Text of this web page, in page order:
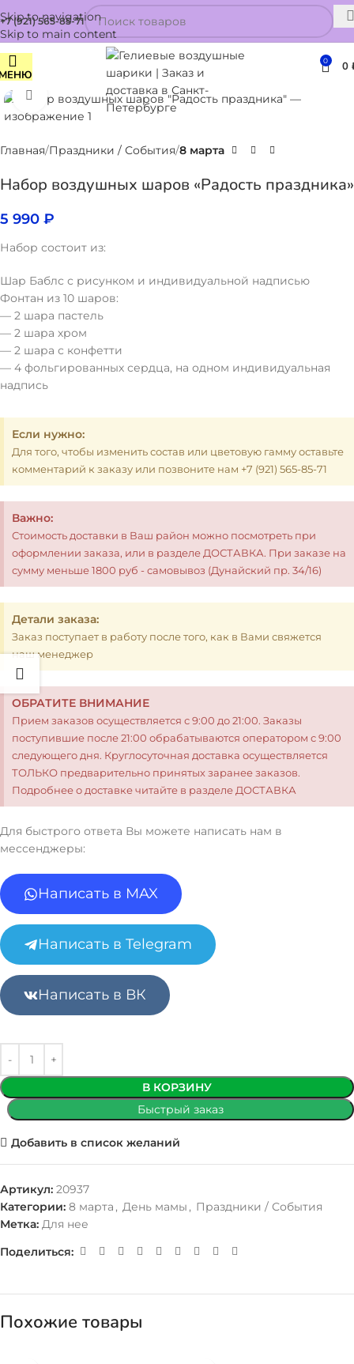
Skip to navigation
Skip to main content
+7 (921) 565-85-71
0 0
Нажмите, чтобы увеличить
Главная Праздники / События 8 марта
Набор воздушных шаров «Радость праздника»
5 990 ₽
Набор состоит из:
Шар Баблс с рисунком и индивидуальной надписью
Фонтан из 10 шаров:
— 2 шара пастель
— 2 шара хром
— 2 шара с конфетти
— 4 фольгированных сердца, на одном индивидуальная
надпись
Если нужно:
Для того, чтобы изменить состав или цветовую гамму оставьте
комментарий к заказу или позвоните нам +7 (921) 565-85-71
Важно:
Стоимость доставки в Ваш район можно посмотреть при
оформлении заказа, или в разделе ДОСТАВКА. При заказе на
сумму меньше 1800 руб - самовывоз (Дунайский пр. 34/16)
Детали заказа:
Заказ поступает в работу после того, как в Вами свяжется
наш менеджер
ОБРАТИТЕ ВНИМАНИЕ
Прием заказов осуществляется с 9:00 до 21:00. Заказы
поступившие после 21:00 обрабатываются оператором с 9:00
следующего дня. Круглосуточная доставка осуществляется
ТОЛЬКО предварительно принятых заранее заказов.
Подробнее о доставке читайте в разделе ДОСТАВКА
Для быстрого ответа Вы можете написать нам в
мессенджеры:
Написать в MAX
Написать в Telegram
Написать в ВК
В КОРЗИНУ
Быстрый заказ
Добавить в список желаний
Артикул: 20937
Категории: 8 марта , День мамы , Праздники / События
Метка: Для нее
Поделиться:
Похожие товары